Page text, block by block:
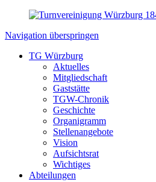
Navigation überspringen
TG Würzburg
Aktuelles
Mitgliedschaft
Gaststätte
TGW-Chronik
Geschichte
Organigramm
Stellenangebote
Vision
Aufsichtsrat
Wichtiges
Abteilungen